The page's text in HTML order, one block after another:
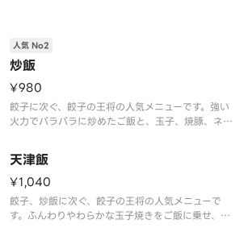
炒飯
人気 No2
¥980
餃子に次ぐ、餃子の王将の人気メニューです。強い
火力でパラパラに炒めたご飯と、玉子、焼豚、ネギ
な、中華料理の定番です。
【注意事項】
※写真はイメージです。
【バイオマススプーン】もしくは【プラスチックレ
ンゲ】は別
天津飯
¥1,040
餃子、炒飯に次ぐ、餃子の王将の人気メニューで
す。ふんわりやわらかな玉子焼きをご飯に乗せ、特